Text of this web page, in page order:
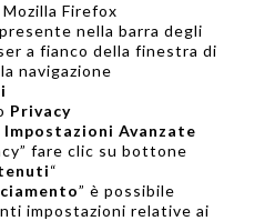
Firefox
nella barra degli
a fianco della finestra di
navigazione
Privacy
Avanzate
fare clic su bottone
“
” è possibile
impostazioni relative ai